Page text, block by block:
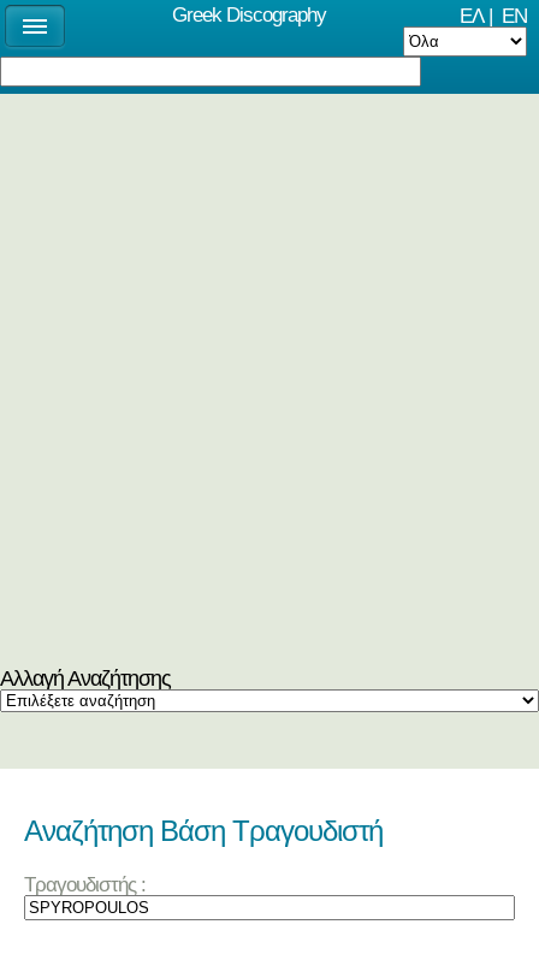
ΕΛ| EN
Αλλαγή Αναζήτησης
Αναζήτηση Βάση Τραγουδιστή
Τραγουδιστής :
Greek Discography